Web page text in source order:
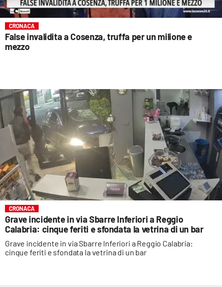
CRONACA
False invalidita a Cosenza, truffa per un milione e
mezzo
CRONACA
Grave incidente in via Sbarre Inferiori a Reggio
Calabria: cinque feriti e sfondata la vetrina di un bar
Grave incidente in via Sbarre Inferiori a Reggio Calabria:
cinque feriti e sfondata la vetrina di un bar